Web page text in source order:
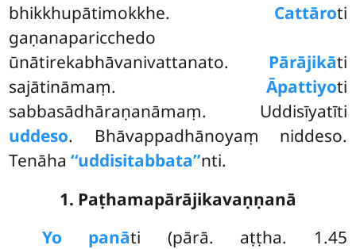
bhikkhupātimokkhe. Cattāroti
gaṇanaparicchedo
ūnātirekabhāvanivattanato. Pārājikāti
sajātināmaṃ. Āpattiyoti
sabbasādhāraṇanāmaṃ. Uddisīyatīti
uddeso. Bhāvappadhānoyaṃ niddeso.
Tenāha‘‘uddisitabbata’’nti.
1. Paṭhamapārājikavaṇṇanā
Yo panāti (pārā. aṭṭha. 1.45